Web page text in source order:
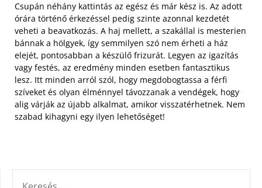
Csupán néhány kattintás az egész és már kész is. Az adott
órára történő érkezéssel pedig szinte azonnal kezdetét
veheti a beavatkozás. A haj mellett, a szakállal is mesterien
bánnak a hölgyek, így semmilyen szó nem érheti a ház
elejét, pontosabban a készülő frizurát. Legyen az igazítás
vagy festés, az eredmény minden esetben fantasztikus
lesz. Itt minden arról szól, hogy megdobogtassa a férfi
szíveket és olyan élménnyel távozzanak a vendégek, hogy
alig várják az újabb alkalmat, amikor visszatérhetnek. Nem
szabad kihagyni egy ilyen lehetőséget!